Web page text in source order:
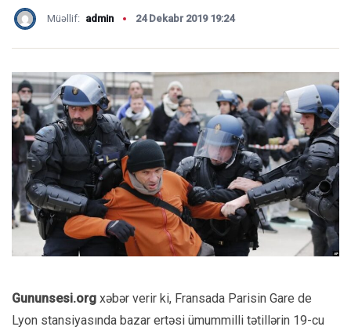
Müəllif: admin 24 Dekabr 2019 19:24
Gununsesi.org xəbər verir ki, Fransada Parisin Gare de
Lyon stansiyasında bazar ertəsi ümummilli tətillərin 19-cu